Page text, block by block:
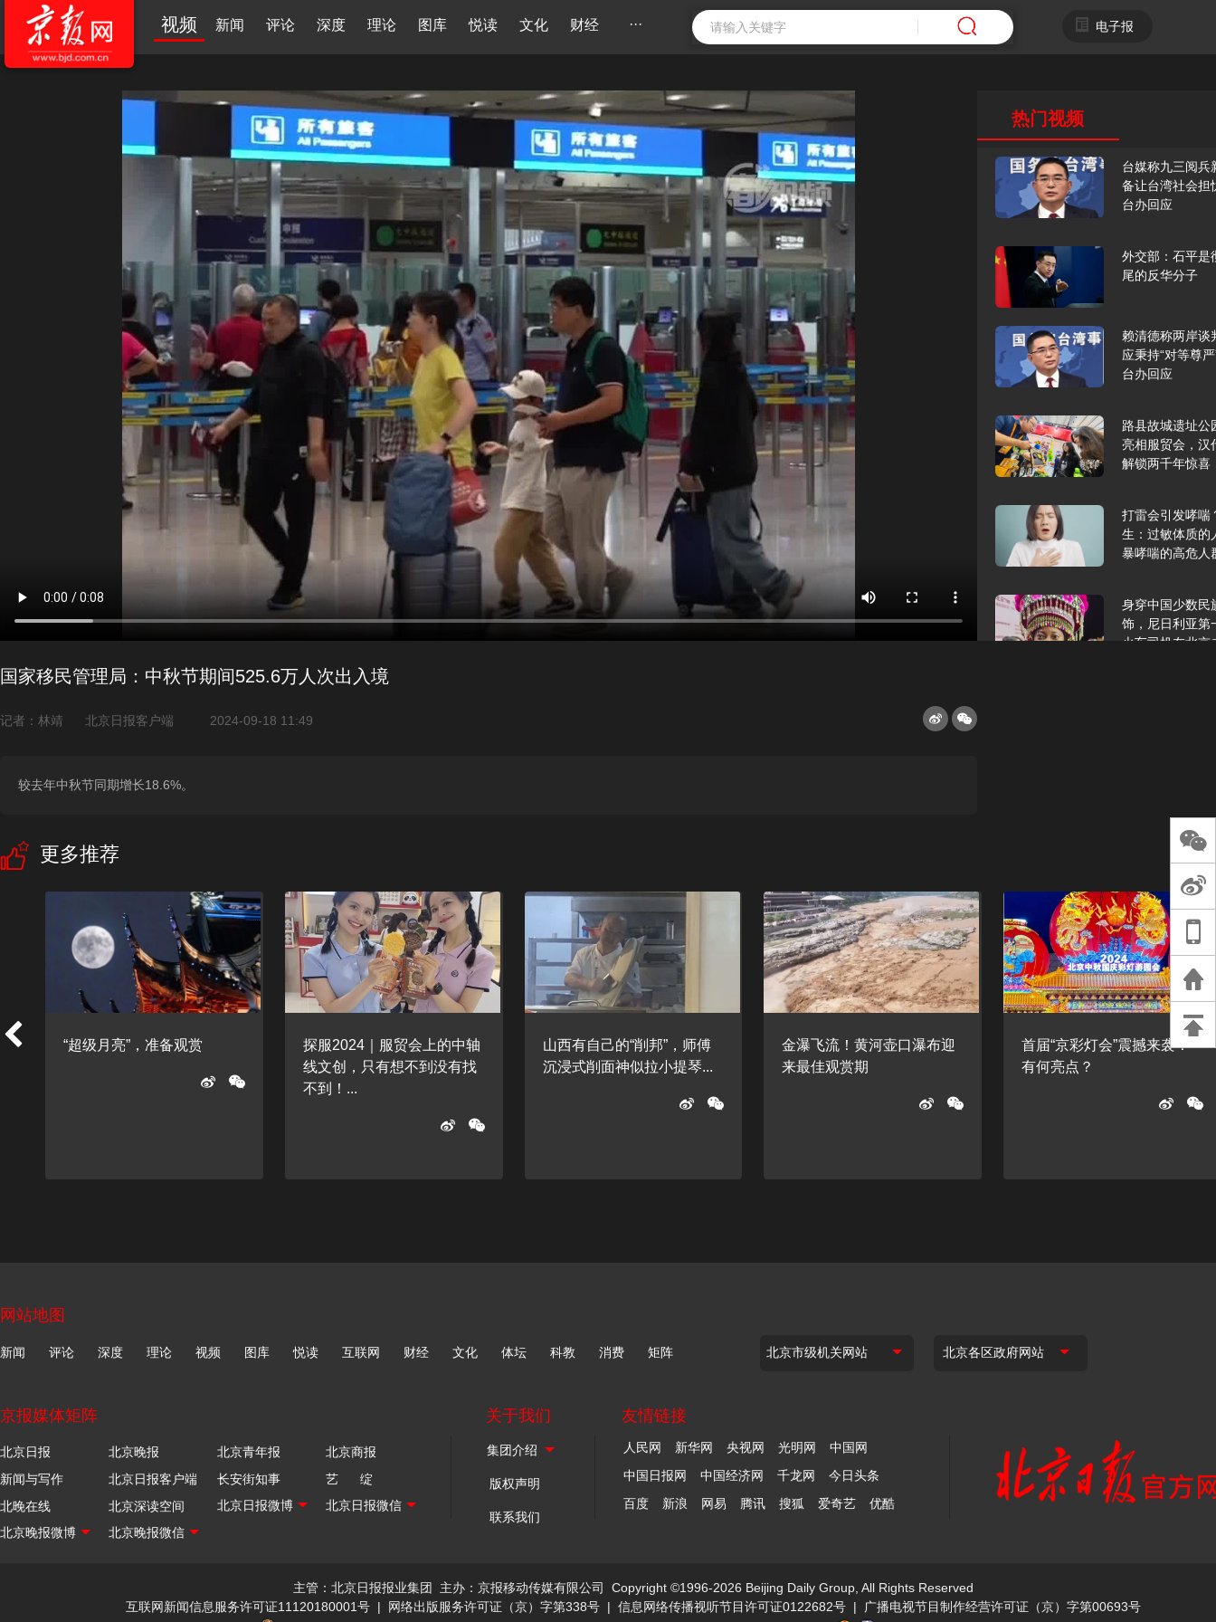
视频 新闻 评论 深度 理论 图库 悦读 文化 财经 ··· 电子报
热门视频
台媒称九三阅兵
备让台湾社会担
台办回应
外交部：石平是
尾的反华分子
赖清德称两岸谈
应秉持“对等尊
台办回应
路县故城遗址公
亮相服贸会，汉
解锁两千年惊喜
打雷会引发哮喘
生：过敏体质的
暴哮喘的高危人
身穿中国少数民
饰，尼日利亚第
火车司机在北京
谈过去 谈谈未来
天桥艺术中心一
演出，国际项目
重庆一高校学生
死，官方通报：
刑案，网传遗体
等信息不实
国家移民管理局：中秋节期间525.6万人次出入境
记者：林靖 北京日报客户端 2024-09-18 11:49
较去年中秋节同期增长18.6%。
更多推荐
“超级月亮”，准备观赏
探服2024｜服贸会上的中轴
线文创，只有想不到没有找
不到！...
山西有自己的“削邦”，师傅
沉浸式削面神似拉小提琴...
金瀑飞流！黄河壶口瀑布迎
来最佳观赏期
首届“京彩灯会”震撼来袭！
有何亮点？
网站地图
新闻 评论 深度 理论 视频 图库 悦读 互联网 财经 文化 体坛 科教 消费 矩阵
京报媒体矩阵
北京日报 北京晚报 北京青年报
北京商报
新闻与写作
北京日报客户端 长安街知事
艺 绽
北晚在线
北京深读空间
关于我们
版权声明
联系我们
友情链接
人民网 新华网 央视网 光明网
中国网
中国日报网
中国经济网 千龙网
今日头条
百度
新浪 网易 腾讯 搜狐 爱奇艺 优酷
主管：北京日报报业集团 主办：京报移动传媒有限公司
Copyright ©1996-2026 Beijing Daily Group, All Rights Reserved
互联网新闻信息服务许可证11120180001号 | 网络出版服务许可证（京）字第338号 | 信息网络传播视听节目许可证0122682号 |
广播电视节目制作经营许可证（京）字第00693号